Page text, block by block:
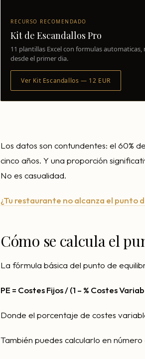
RECURSO RECOMENDADO
Kit de Escandallos Pro
11 plantillas Excel con formulas
desde el primer dia.
Ver Kit Escandallos — 12 EUR
Los datos son contundentes: el 60%
cinco años. Y una proporción
No es casualidad.
¿Tu restaurante no alcanza el punto
Cómo se calcula el
La fórmula básica del punto de
PE = Costes Fijos / (1 – % Costes
Donde el porcentaje de costes
También puedes calcularlo en número